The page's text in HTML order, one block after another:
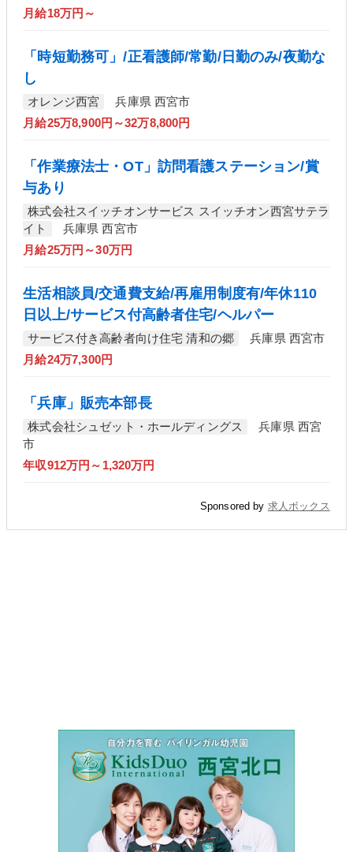
月給18万円～
「時短勤務可」/正看護師/常勤/日勤のみ/夜勤な
し
オレンジ西宮
兵庫県 西宮市
月給25万8,900円～32万8,800円
「作業療法士・OT」訪問看護ステーション/賞
与あり
株式会社スイッチオンサービス スイッチオン西宮サテラ
イト
兵庫県 西宮市
月給25万円～30万円
生活相談員/交通費支給/再雇用制度有/年休110
日以上/サービス付高齢者住宅/ヘルパー
サービス付き高齢者向け住宅 清和の郷
兵庫県 西宮市
月給24万7,300円
「兵庫」販売本部長
株式会社シュゼット・ホールディングス
兵庫県 西宮
市
年収912万円～1,320万円
Sponsored by 求人ボックス